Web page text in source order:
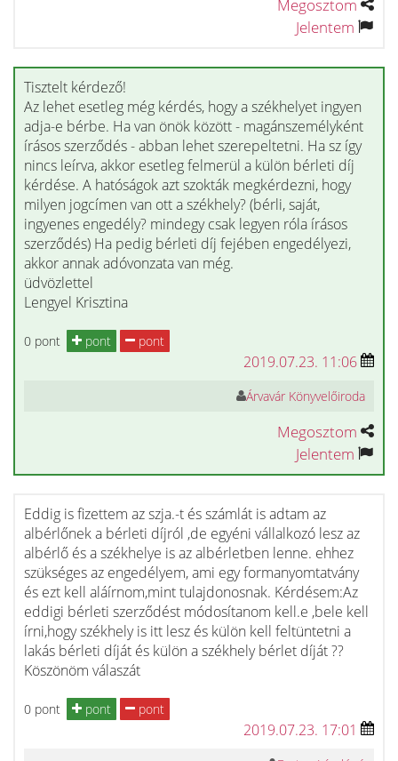
Megosztom
Jelentem
Tisztelt kérdező!
Az lehet esetleg még kérdés, hogy a székhelyet ingyen
adja-e bérbe. Ha van önök között - magánszemélyként
írásos szerződés - abban lehet szerepeltetni. Ha sz így
nincs leírva, akkor esetleg felmerül a külön bérleti díj
kérdése. A hatóságok azt szokták megkérdezni, hogy
milyen jogcímen van ott a székhely? (bérli, saját,
ingyenes engedély? mindegy csak legyen róla írásos
szerződés) Ha pedig bérleti díj fejében engedélyezi,
akkor annak adóvonzata van még.
üdvözlettel
Lengyel Krisztina
0 pont pont pont
2019.07.23. 11:06
Árvavár Könyvelőiroda
Megosztom
Jelentem
Eddig is fizettem az szja.-t és számlát is adtam az
albérlőnek a bérleti díjról ,de egyéni vállalkozó lesz az
albérlő és a székhelye is az albérletben lenne. ehhez
szükséges az engedélyem, ami egy formanyomtatvány
és ezt kell aláírnom,mint tulajdonosnak. Kérdésem:Az
eddigi bérleti szerződést módosítanom kell.e ,bele kell
írni,hogy székhely is itt lesz és külön kell feltüntetni a
lakás bérleti díját és külön a székhely bérlet díját ??
Köszönöm válaszát
0 pont pont pont
2019.07.23. 17:01